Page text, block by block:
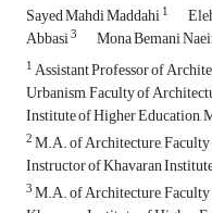
Sayed Mahdi Maddahi1
Abbasi3 Mona Bemani
1Assistant Professor of
Urbanism, Faculty of
Institute of Higher Education,
2M.A. of Architecture,
Instructor of Khavaran
3M.A. of Architecture,